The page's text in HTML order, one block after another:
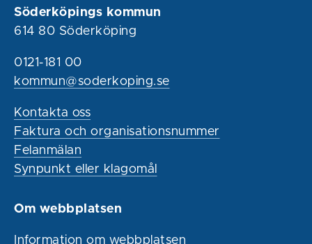
Söderköpings kommun
614 80 Söderköping
0121-181 00
kommun@soderkoping.se
Kontakta oss
Faktura och organisationsnummer
Felanmälan
Synpunkt eller klagomål
Om webbplatsen
Information om webbplatsen